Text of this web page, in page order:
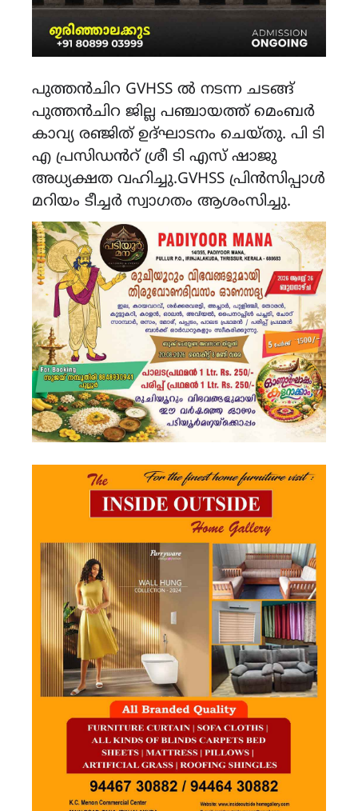
പുത്തന്‍ചിറ GVHSS ൽ നടന്ന ചടങ്ങ്
പുത്തൻചിറ ജില്ല പഞ്ചായത്ത് മെംബർ
കാവ്യ രഞ്ജിത് ഉദ്ഘാടനം ചെയ്തു. പി ടി
എ പ്രസിഡൻറ് ശ്രീ ടി എസ് ഷാജു
അധ്യക്ഷത വഹിച്ചു.GVHSS പ്രിൻസിപ്പാൾ
മറിയം ടീച്ചർ സ്വാഗതം ആശംസിച്ചു.